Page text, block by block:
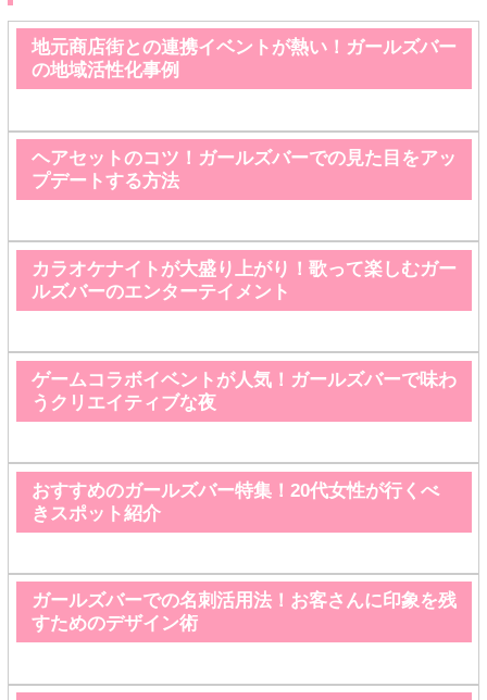
地元商店街との連携イベントが熱い！ガールズバー
の地域活性化事例
ヘアセットのコツ！ガールズバーでの見た目をアッ
プデートする方法
カラオケナイトが大盛り上がり！歌って楽しむガー
ルズバーのエンターテイメント
ゲームコラボイベントが人気！ガールズバーで味わ
うクリエイティブな夜
おすすめのガールズバー特集！20代女性が行くべ
きスポット紹介
ガールズバーでの名刺活用法！お客さんに印象を残
すためのデザイン術